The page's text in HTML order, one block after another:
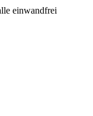
einwandfrei